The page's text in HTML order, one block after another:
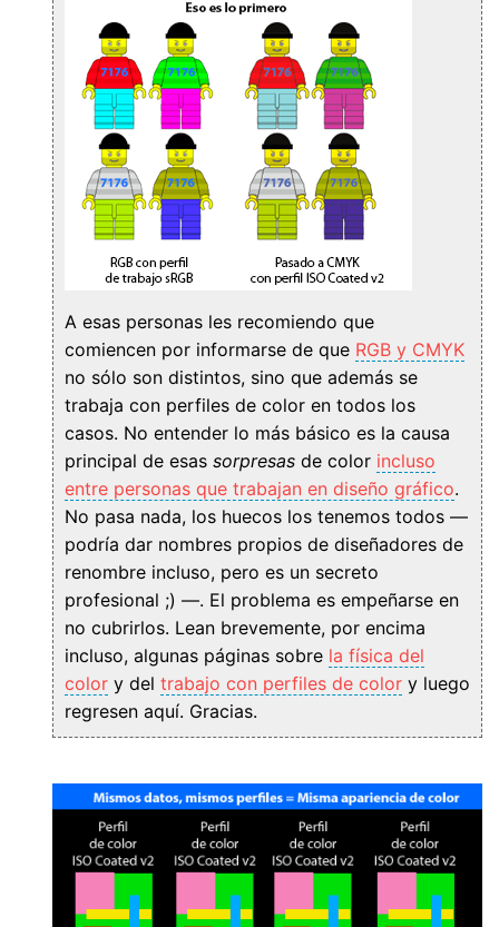
A esas personas les recomiendo que
comiencen por informarse de que RGB y CMYK
no sólo son distintos, sino que además se
trabaja con perfiles de color en todos los
casos. No entender lo más básico es la causa
principal de esas sorpresas de color incluso
entre personas que trabajan en diseño gráfico.
No pasa nada, los huecos los tenemos todos —
podría dar nombres propios de diseñadores de
renombre incluso, pero es un secreto
profesional ;) —. El problema es empeñarse en
no cubrirlos. Lean brevemente, por encima
incluso, algunas páginas sobre la física del
color y del trabajo con perfiles de color y luego
regresen aquí. Gracias.